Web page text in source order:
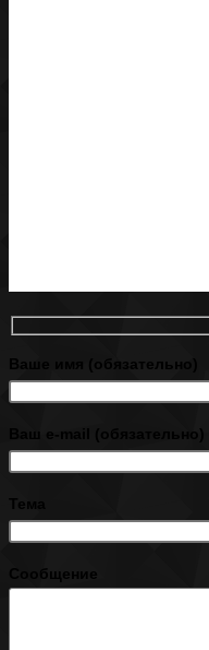
Ваше имя (обязательно)
Ваш e-mail (обязательно)
Тема
Сообщение